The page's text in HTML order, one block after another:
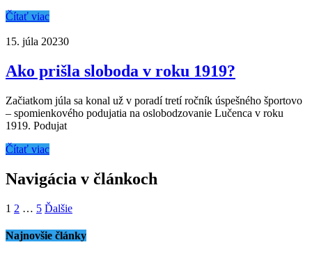
Čítať viac
15. júla 20230
Ako prišla sloboda v roku 1919?
Začiatkom júla sa konal už v poradí tretí ročník úspešného športovo
– spomienkového podujatia na oslobodzovanie Lučenca v roku
1919. Podujat
Čítať viac
Navigácia v článkoch
1 2 … 5 Ďalšie
Najnovšie články